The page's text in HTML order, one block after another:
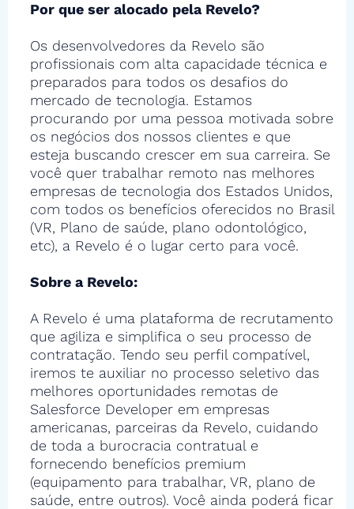
Por que ser alocado pela Revelo?
Os desenvolvedores da Revelo são
profissionais com alta capacidade técnica e
preparados para todos os desafios do
mercado de tecnologia. Estamos
procurando por uma pessoa motivada sobre
os negócios dos nossos clientes e que
esteja buscando crescer em sua carreira. Se
você quer trabalhar remoto nas melhores
empresas de tecnologia dos Estados Unidos,
com todos os benefícios oferecidos no Brasil
(VR, Plano de saúde, plano odontológico,
etc), a Revelo é o lugar certo para você.
Sobre a Revelo:
A Revelo é uma plataforma de recrutamento
que agiliza e simplifica o seu processo de
contratação. Tendo seu perfil compatível,
iremos te auxiliar no processo seletivo das
melhores oportunidades remotas de
Salesforce Developer em empresas
americanas, parceiras da Revelo, cuidando
de toda a burocracia contratual e
fornecendo benefícios premium
(equipamento para trabalhar, VR, plano de
saúde, entre outros). Você ainda poderá ficar